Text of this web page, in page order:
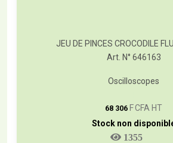
JEU DE PINCES CROCODILE
Art. N° 646163
Oscilloscopes
68 306 F CFA HT
Stock non
1355